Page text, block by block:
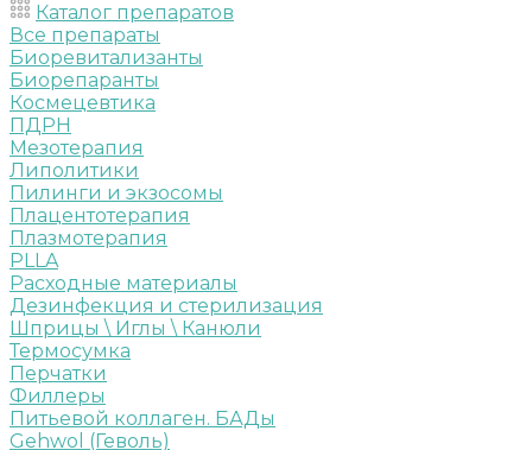
Каталог препаратов
Все препараты
Биоревитализанты
Биорепаранты
Космецевтика
ПДРН
Мезотерапия
Липолитики
Пилинги и экзосомы
Плацентотерапия
Плазмотерапия
PLLA
Расходные материалы
Дезинфекция и стерилизация
Шприцы \ Иглы \ Канюли
Термосумка
Перчатки
Филлеры
Питьевой коллаген. БАДы
Gehwol (Геволь)